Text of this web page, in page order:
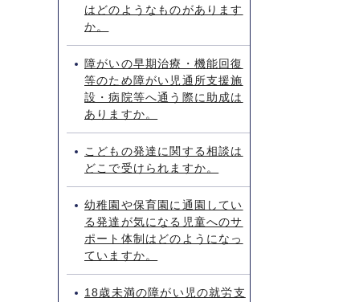
はどのようなものがあります
か。
障がいの早期治療・機能回復
等のため障がい児通所支援施
設・病院等へ通う際に助成は
ありますか。
こどもの発達に関する相談は
どこで受けられますか。
幼稚園や保育園に通園してい
る発達が気になる児童へのサ
ポート体制はどのようになっ
ていますか。
18歳未満の障がい児の就労支